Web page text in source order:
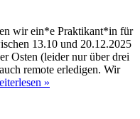
wir ein*e Praktikant*in für
13.10 und 20.12.2025
Osten (leider nur über drei
remote erledigen. Wir
»